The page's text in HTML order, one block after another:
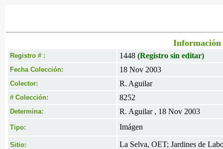
Información
Registro # : 1448 (Registro sin editar)
Fecha Colección: 18 Nov 2003
Colector: R. Aguilar
# Colección: 8252
Determina: R. Aguilar , 18 Nov 2003
Tipo: Imágen
Sitio: La Selva, OET; Jardines de